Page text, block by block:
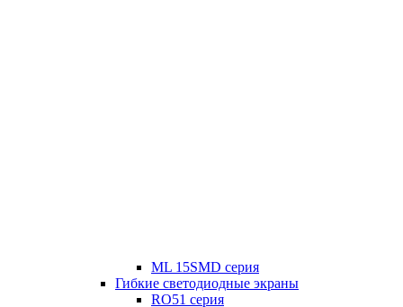
ML 15SMD серия
Гибкие светодиодные экраны
RO51 серия